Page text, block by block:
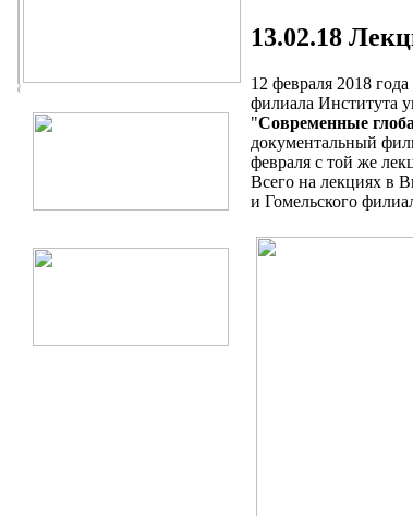
13.02.18
12 февраля 2018
филиала Института
"Современные
документальный
февраля с той же
Всего на лекциях в
и Гомельского